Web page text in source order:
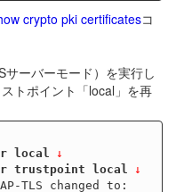
crypto pki certificatesコ
サーバーモード）を実行し
トポイント「local」を再
local
trustpoint local
TLS changed to: